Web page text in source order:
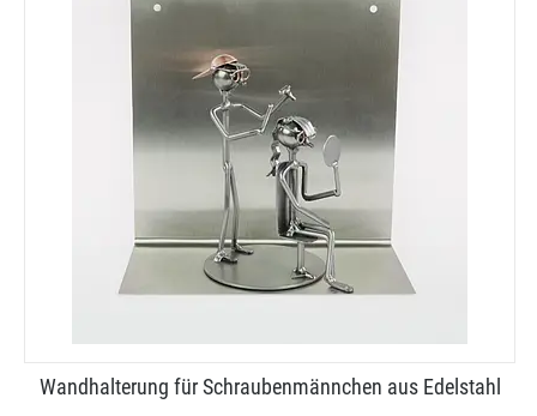
Wandhalterung für Schraubenmännchen aus Edelstahl